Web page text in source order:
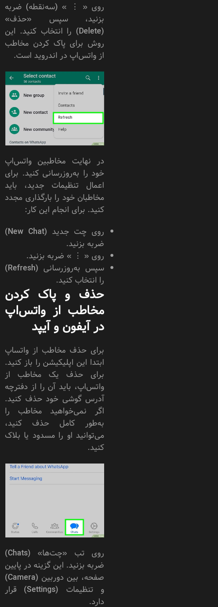
روی « ⋮ » (سه‌نقطه) ضربه
بزنید، سپس «حذف»
(Delete) را انتخاب کنید. این
روش برای پاک کردن مخاطب
از واتس‌اپ در اندروید است.
در نهایت مخاطبین واتس‌اپ
خود را به‌روزرسانی کنید. برای
اعمال تنظیمات جدید، باید
مخاطبان خود را بارگذاری مجدد
کنید. برای انجام این کار:
روی چت جدید (New Chat)
ضربه بزنید.
روی « ⋮ » ضربه بزنید.
سپس به‌روزرسانی (Refresh)
را انتخاب کنید.
حذف و پاک کردن
مخاطب از واتس‌اپ
در آیفون و آیپد
برای حذف مخاطب از واتساپ
ابتدا این اپلیکیشن را باز کنید.
برای حذف یک مخاطب از
واتس‌اپ، باید آن را از دفترچه
آدرس گوشی خود حذف کنید.
اگر نمی‌خواهید مخاطب را
به‌طور کامل حذف کنید،
می‌توانید او را مسدود یا بلاک
کنید.
روی تب «چت‌ها» (Chats)
ضربه بزنید. این گزینه در پایین
صفحه، بین دوربین (Camera)
و تنظیمات (Settings) قرار
دارد.